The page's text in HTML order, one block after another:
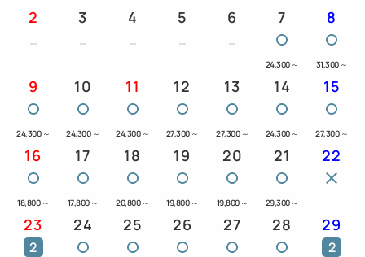
2 3 4 5 6 7
24,300 ～
8
31,300 ～
9
24,300 ～
10
24,300 ～
11
24,300 ～
12
27,300 ～
13
27,300 ～
14
24,300 ～
15
27,300 ～
16
18,800 ～
17
17,800 ～
18
20,800 ～
19
19,800 ～
20
19,800 ～
21
29,300 ～
22
23
2
24 25 26 27 28 29
2